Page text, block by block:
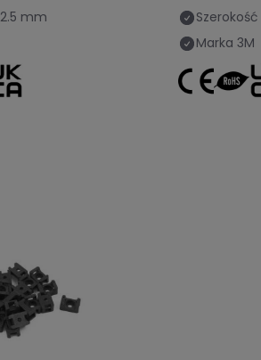
2.5 mm
Szerokość
Marka 3M